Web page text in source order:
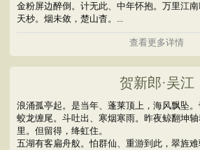
金粉屏边醉倒。计无此、中年怀抱。万里江
天杪。烟未敛，楚山杳。...
查看更多详情
贺新郎·吴江
浪涌孤亭起。是当年、蓬莱顶上，海风飘坠
蛟龙缠尾。斗吐出、寒烟寒雨。昨夜鲸翻坤
里。但留得，绛虹住。
五湖有客扁舟舣。怕群仙、重游到此，翠旌难